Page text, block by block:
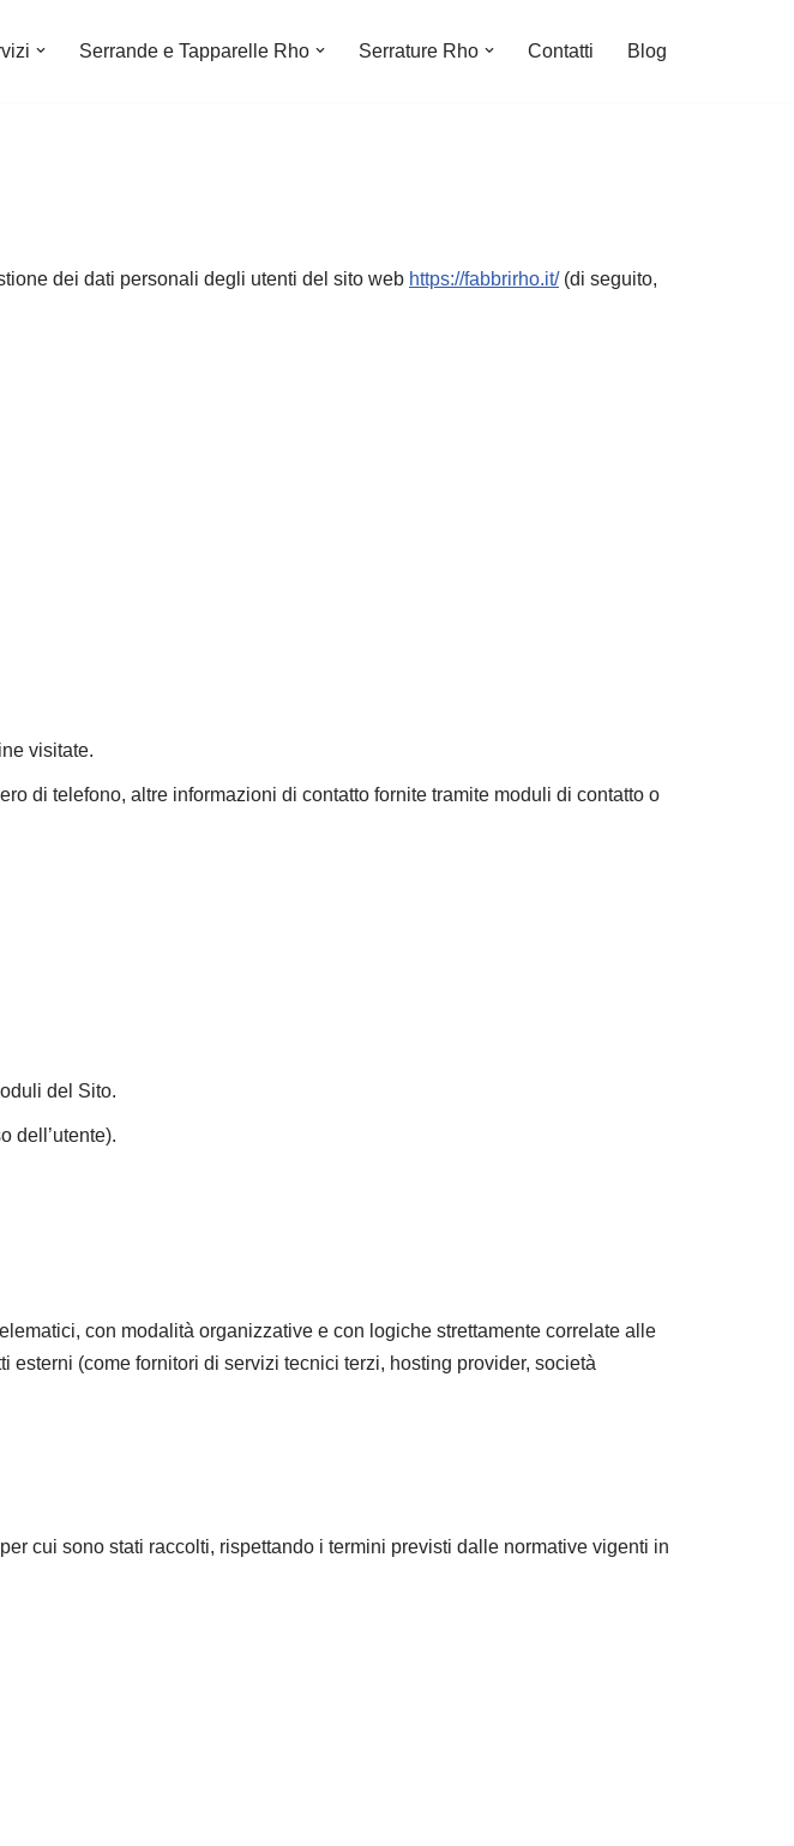
Serrande e Tapparelle Rho Serrature Rho Contatti Blog
dei dati personali degli utenti del sito web https://fabbrirho.it/(di seguito,
visitate.
di telefono, altre informazioni di contatto fornite tramite moduli di contatto o
del Sito.
dell’utente).
con modalità organizzative e con logiche strettamente correlate alle
(come fornitori di servizi tecnici terzi, hosting provider, società
cui sono stati raccolti, rispettando i termini previsti dalle normative vigenti in